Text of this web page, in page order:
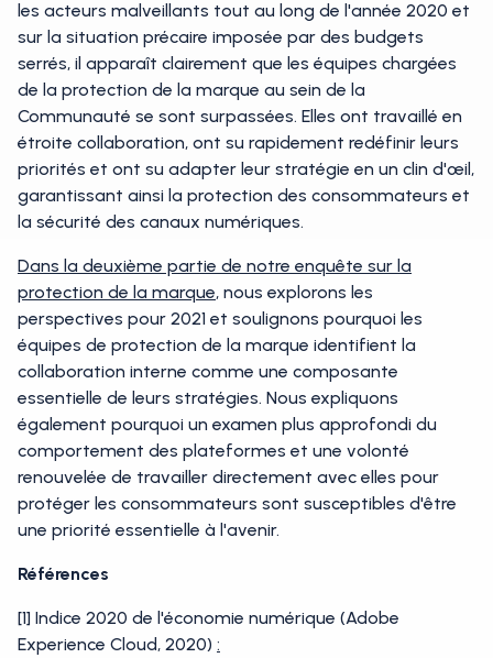
les acteurs malveillants tout au long de l'année 2020 et
sur la situation précaire imposée par des budgets
serrés, il apparaît clairement que les équipes chargées
de la protection de la marque au sein de la
Communauté se sont surpassées. Elles ont travaillé en
étroite collaboration, ont su rapidement redéfinir leurs
priorités et ont su adapter leur stratégie en un clin d'œil,
garantissant ainsi la protection des consommateurs et
la sécurité des canaux numériques.
Dans la deuxième partie de notre enquête sur la
protection de la marque, nous explorons les
perspectives pour 2021 et soulignons pourquoi les
équipes de protection de la marque identifient la
collaboration interne comme une composante
essentielle de leurs stratégies. Nous expliquons
également pourquoi un examen plus approfondi du
comportement des plateformes et une volonté
renouvelée de travailler directement avec elles pour
protéger les consommateurs sont susceptibles d'être
une priorité essentielle à l'avenir.
Références
[1] Indice 2020 de l'économie numérique (Adobe
Experience Cloud, 2020) :